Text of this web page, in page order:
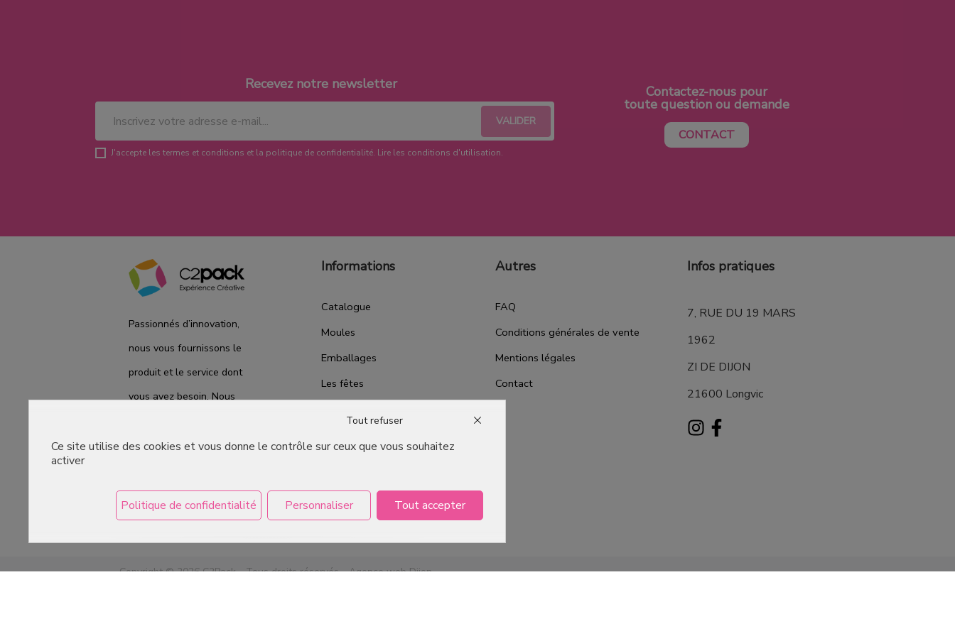
Recevez notre newsletter
J'accepte les termes et conditions et la politique de confidentialité. Lire les conditions d'utilisation.
Contactez-nous pour
toute question ou demande
CONTACT
Passionnés d’innovation,
nous vous fournissons le
produit et le service dont
vous avez besoin. Nous
accompagner au quotidien
boutique, pour répondre
au mieux à vos attentes.
Informations
Catalogue
Moules
Emballages
Les fêtes
Professionnel
Autres
FAQ
Conditions générales de vente
Mentions légales
Contact
Infos pratiques
7, RUE DU 19 MARS
1962
ZI DE DIJON
21600 Longvic
Copyright © 2026 C2Pack -Tous droits réservés -Agence web Dijon
Ce site utilise des cookies et vous donne le contrôle sur ceux que vous souhaitez
activer
Tout accepter
Tout refuser
Personnaliser
Politique de confidentialité